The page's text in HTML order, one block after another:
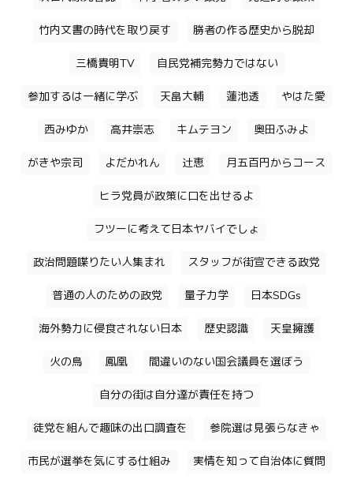
竹内文書の時代を取り戻す 勝者の作る歴史から脱却
三橋貴明TV 自民党補完勢力ではない
参加するは一緒に学ぶ 天畠大輔 蓮池透 やはた愛
西みゆか 高井崇志 キムテヨン 奥田ふみよ
がきや宗司 よだかれん 辻恵 月五百円からコース
ヒラ党員が政策に口を出せるよ
フツーに考えて日本ヤバイでしょ
政治問題喋りたい人集まれ スタッフが街宣できる政党
普通の人のための政党 量子力学 日本SDGs
海外勢力に侵食されない日本 歴史認識 天皇擁護
火の鳥 鳳凰 間違いのない国会議員を選ぼう
自分の街は自分達が責任を持つ
徒党を組んで趣味の出口調査を 参院選は見張らなきゃ
市民が選挙を気にする仕組み 実情を知って自治体に質問